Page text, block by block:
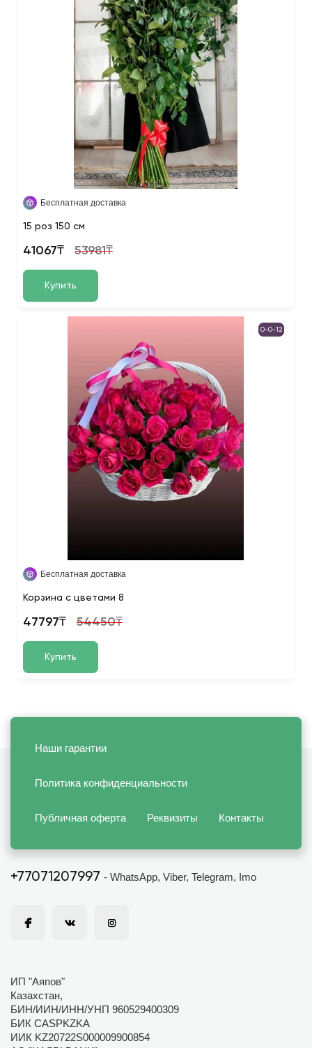
Бесплатная доставка
15 роз 150 см
41067₸ 53981₸
Купить
0-0-12
Бесплатная доставка
Корзина с цветами 8
47797₸ 54450₸
Купить
Наши гарантии
Политика конфиденциальности
Публичная оферта Реквизиты Контакты
+77071207997 - WhatsApp, Viber, Telegram, Imo
ИП "Аяпов"
Казахстан,
БИН/ИИН/ИНН/УНП 960529400309
БИК CASPKZKA
ИИК KZ20722S000009900854